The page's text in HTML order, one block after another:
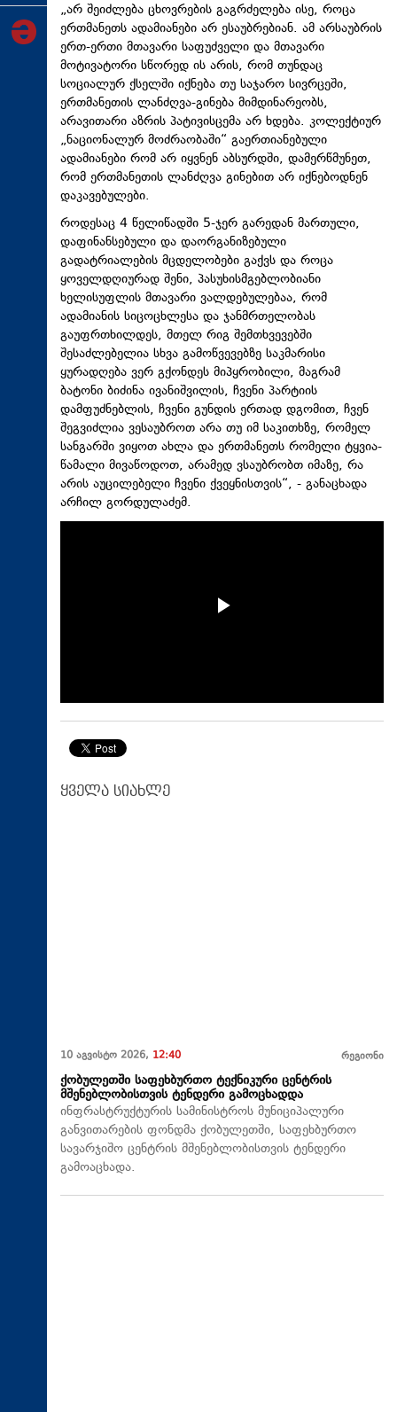
„არ შეიძლება ცხოვრების გაგრძელება ისე, როცა
ერთმანეთს ადამიანები არ ესაუბრებიან. ამ არსაუბრის
ერთ-ერთი მთავარი საფუძველი და მთავარი
მოტივატორი სწორედ ის არის, რომ თუნდაც
სოციალურ ქსელში იქნება თუ საჯარო სივრცეში,
ერთმანეთის ლანძღვა-გინება მიმდინარეობს,
არავითარი აზრის პატივისცემა არ ხდება. კოლექტიურ
„ნაციონალურ მოძრაობაში“ გაერთიანებული
ადამიანები რომ არ იყვნენ აბსურდში, დამერწმუნეთ,
რომ ერთმანეთის ლანძღვა გინებით არ იქნებოდნენ
დაკავებულები.
როდესაც 4 წელიწადში 5-ჯერ გარედან მართული,
დაფინანსებული და დაორგანიზებული
გადატრიალების მცდელობები გაქვს და როცა
ყოველდღიურად შენი, პასუხისმგებლობიანი
ხელისუფლის მთავარი ვალდებულებაა, რომ
ადამიანის სიცოცხლესა და ჯანმრთელობას
გაუფრთხილდეს, მთელ რიგ შემთხვევებში
შესაძლებელია სხვა გამოწვევებზე საკმარისი
ყურადღება ვერ გქონდეს მიპყრობილი, მაგრამ
ბატონი ბიძინა ივანიშვილის, ჩვენი პარტიის
დამფუძნებლის, ჩვენი გუნდის ერთად დგომით, ჩვენ
შეგვიძლია ვესაუბროთ არა თუ იმ საკითხზე, რომელ
სანგარში ვიყოთ ახლა და ერთმანეთს რომელი ტყვია-
წამალი მივაწოდოთ, არამედ ვსაუბრობთ იმაზე, რა
არის აუცილებელი ჩვენი ქვეყნისთვის“, - განაცხადა
არჩილ გორდულაძემ.
ყველა სიახლე
10 აგვისტო 2026, 12:40 რეგიონი
ქობულეთში საფეხბურთო ტექნიკური ცენტრის
მშენებლობისთვის ტენდერი გამოცხადდა
ინფრასტრუქტურის სამინისტროს მუნიციპალური
განვითარების ფონდმა ქობულეთში, საფეხბურთო
სავარჯიშო ცენტრის მშენებლობისთვის ტენდერი
გამოაცხადა.